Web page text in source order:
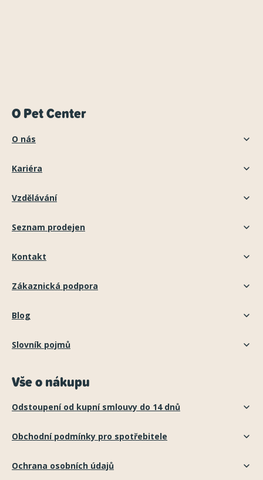
O Pet Center
O nás
Kariéra
Vzdělávání
Seznam prodejen
Kontakt
Zákaznická podpora
Blog
Slovník pojmů
Vše o nákupu
Odstoupení od kupní smlouvy do 14 dnů
Obchodní podmínky pro spotřebitele
Ochrana osobních údajů